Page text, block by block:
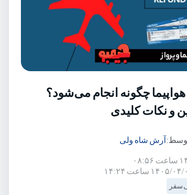
چگونه انجام می‌شود؟
و نکات کلیدی
آرش شاه ولی
سفر